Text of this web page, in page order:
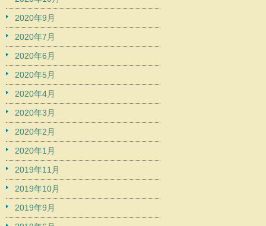
2020年9月
2020年7月
2020年6月
2020年5月
2020年4月
2020年3月
2020年2月
2020年1月
2019年11月
2019年10月
2019年9月